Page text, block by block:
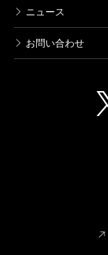
ニュース
お問い合わせ